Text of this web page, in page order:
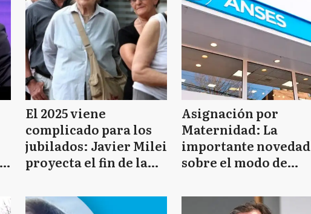
El 2025 viene
complicado para los
jubilados: Javier Milei
proyecta el fin de la
queda congelado
Asignación por
Maternidad: La
importante novedad
sobre el modo de
ANSES